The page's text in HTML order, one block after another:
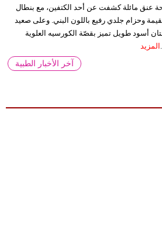
عنق مائلة كشفت عن أحد الكتفين، مع بنطال
وحزام جلدي رفيع باللون البني. وعلى صعيد
أسود طويل تميز بقصّة الكورسيه العلوية
المزيد
آخر الأخبار الطبية